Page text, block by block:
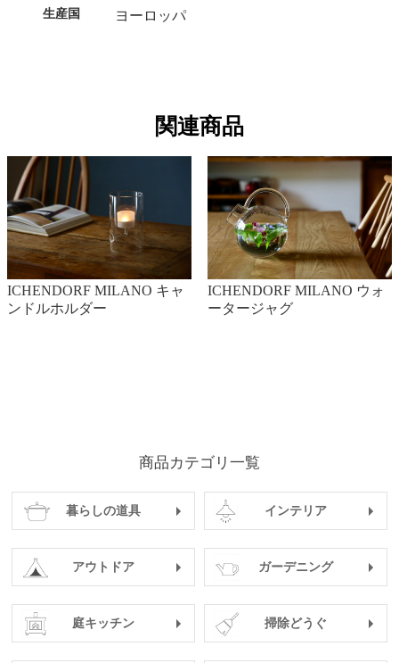
生産国 ヨーロッパ
関連商品
ICHENDORF MILANO キャ
ンドルホルダー
ICHENDORF MILANO ウォ
ータージャグ
商品カテゴリ一覧
暮らしの道具 インテリア
アウトドア ガーデニング
庭キッチン 掃除どうぐ